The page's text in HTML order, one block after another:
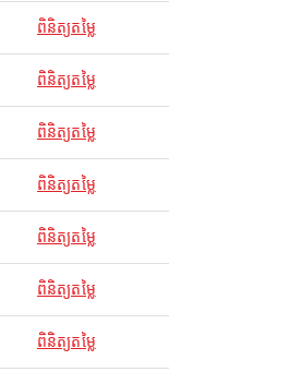
ពិនិត្យតម្លៃ
ពិនិត្យតម្លៃ
ពិនិត្យតម្លៃ
ពិនិត្យតម្លៃ
ពិនិត្យតម្លៃ
ពិនិត្យតម្លៃ
ពិនិត្យតម្លៃ